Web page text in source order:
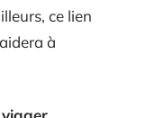
ce lien
à